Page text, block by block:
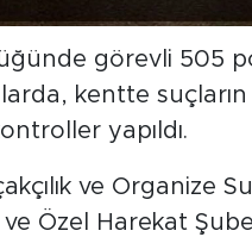
görevli 505
kentte
yapıldı.
ve Organize
Özel Harekat